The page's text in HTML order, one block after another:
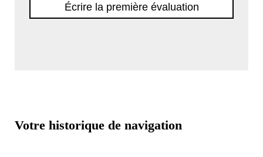
Écrire la première évaluation
Votre historique de navigation